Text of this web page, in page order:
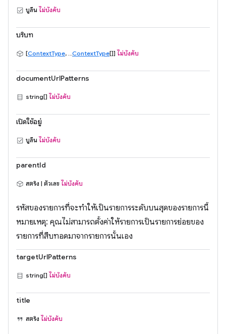
บูลีน ไม่บังคับ
บริบท
[ContextType, ...ContextType[]] ไม่บังคับ
documentUrlPatterns
string[] ไม่บังคับ
เปิดใช้อยู่
บูลีน ไม่บังคับ
parentId
สตริง | ตัวเลข ไม่บังคับ
รหัสของรายการที่จะทำให้เป็นรายการระดับบนสุดของรายการนี้
หมายเหตุ: คุณไม่สามารถตั้งค่าให้รายการเป็นรายการย่อยของ
รายการที่สืบทอดมาจากรายการนั้นเอง
targetUrlPatterns
string[] ไม่บังคับ
title
สตริง ไม่บังคับ